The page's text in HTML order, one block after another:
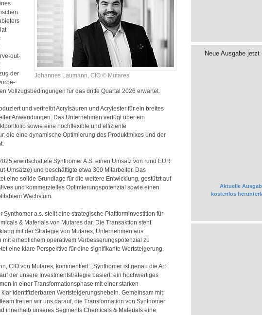
Johannes Laumann, CIO © Mutares
out-
der
Vollzugs­bedin­gungen für das dritte Quartal 2026 erwartet.
und vertreibt Acrylsäuren und Acrylester für ein breites
Anwendungen. Das Unternehmen verfügt über ein
sowie eine hochflexible und effiziente
die eine dynamische Optimierung des Produktmixes und der
erwirtschaftete Synthomer A.S. einen Umsatz von rund EUR
Umsätze) und beschäftigte etwa 300 Mitarbeiter. Das
eine solide Grundlage für die weitere Entwicklung, gestützt auf
und kommerzielles Optimierungspotenzial sowie einen
Wachstum.
Synthomer a.s. stellt eine strategische Plattforminvestition für
& Materials von Mutares dar. Die Transaktion steht
mit der Strategie von Mutares, Unternehmen aus
mit erheblichem operativem Verbesserungspotenzial zu
eine klare Perspektive für eine signifikante Wertsteigerung.
CIO von Mutares, kommentiert: „Synthomer ist genau die Art
der unsere Investmentstrategie basiert: ein hochwertiges
in einer Transformationsphase mit einer starken
klar identifizierbaren Wertsteigerungshebeln. Gemeinsam mit
freuen wir uns darauf, die Transformation von Synthomer
innerhalb unseres Segments Chemicals & Materials eine
Neue Ausgabe jetzt
Aktuelle
kostenlos